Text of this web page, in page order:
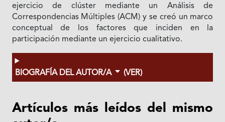
ejercicio de clúster mediante un Análisis de
Correspondencias Múltiples (ACM) y se creó un marco
conceptual de los factores que inciden en la
participación mediante un ejercicio cualitativo.
BIOGRAFÍA DEL AUTOR/A (VER)
Artículos más leídos del mismo